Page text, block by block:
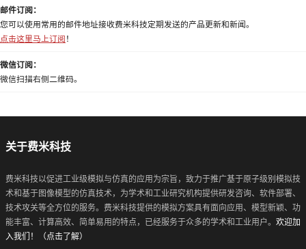
邮件订阅：
您可以使用常用的邮件地址接收费米科技定期发送的产品更新和新闻。
点击这里马上订阅 ！
微信订阅：
微信扫描右侧二维码。
关于费米科技
费米科技以促进工业级模拟与仿真的应用为宗旨，致力于推广基于原子级别模拟技
术和基于图像模型的仿真技术，为学术和工业研究机构提供研发咨询、软件部署、
技术攻关等全方位的服务。费米科技提供的模拟方案具有面向应用、模型新颖、功
能丰富、计算高效、简单易用的特点，已经服务于众多的学术和工业用户。 欢迎加
入我们！（点击了解）